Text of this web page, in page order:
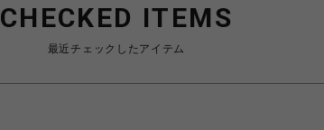
CHECKED ITEMS
最近チェックしたアイテム